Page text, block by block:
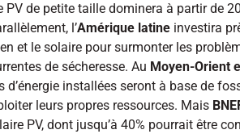
PV de petite taille dominera à partir de
l’Amérique latine investira
et le solaire pour surmonter les
de sécheresse. Au Moyen-Orient
d’énergie installées seront à base de
leurs propres ressources. Mais
PV, dont jusqu’à 40% pourrait être